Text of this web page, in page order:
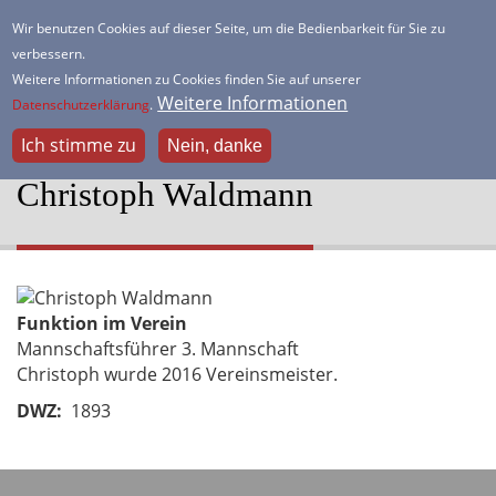
Wir benutzen Cookies auf dieser Seite, um die Bedienbarkeit für Sie zu
verbessern.
Weitere Informationen zu Cookies finden Sie auf unserer
Datenschutzerklärung. Weitere Informationen
Ich stimme zu
Nein, danke
zum
Inhalt
Dein freundlicher Schachverein
Christoph Waldmann
Portraitbild
Funktion im Verein
Mannschaftsführer 3. Mannschaft
Beschreibung
Christoph wurde 2016 Vereinsmeister.
DWZ
1893